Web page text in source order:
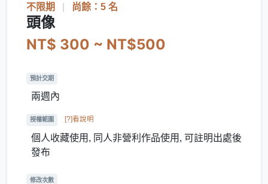
不限期 尚餘：5 名
頭像
NT$ 300 ~ NT$500
預計交期
兩週內
授權範圍 [?]看說明
個人收藏使用, 同人非營利作品使用, 可註明出處後
發布
修改次數